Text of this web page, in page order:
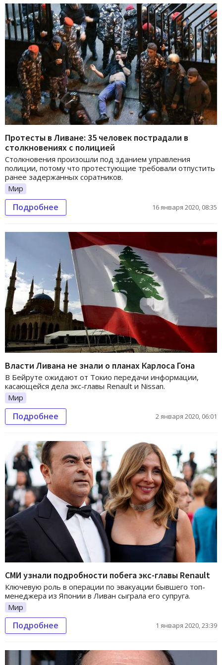
Протесты в Ливане: 35 человек пострадали в
столкновениях с полицией
Столкновения произошли под зданием управления
полиции, потому что протестующие требовали отпустить
ранее задержанных соратников.
Мир
Подробнее 16 января 2020, 08:35
Власти Ливана не знали о планах Карлоса Гона
В Бейруте ожидают от Токио передачи информации,
касающейся дела экс-главы Renault и Nissan.
Мир
Подробнее 2 января 2020, 06:01
СМИ узнали подробности побега экс-главы Renault
Ключевую роль в операции по эвакуации бывшего топ-
менеджера из Японии в Ливан сыграла его супруга.
Мир
Подробнее 1 января 2020, 23:39